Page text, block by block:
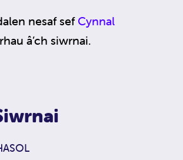
nesaf sef Cynnal
â’ch siwrnai.